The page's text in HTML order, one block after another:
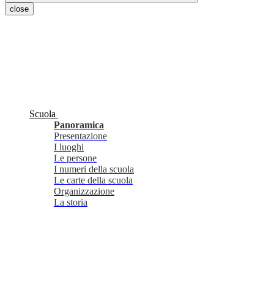
close
Scuola
Panoramica
Presentazione
I luoghi
Le persone
I numeri della scuola
Le carte della scuola
Organizzazione
La storia